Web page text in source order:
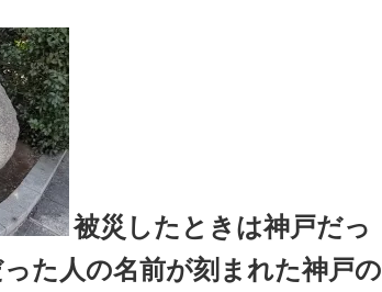
被災したときは神戸だっ
た人の名前が刻まれた神戸の